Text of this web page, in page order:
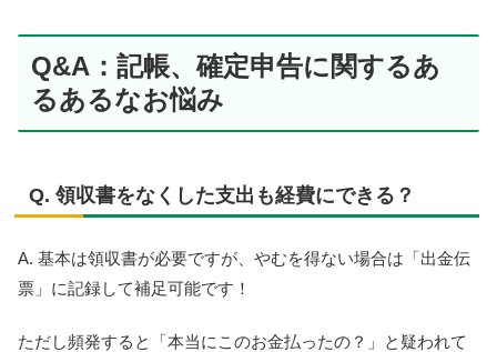
Q&A：記帳、確定申告に関するあ
るあるなお悩み
Q. 領収書をなくした支出も経費にできる？
A. 基本は領収書が必要ですが、やむを得ない場合は「出金伝
票」に記録して補足可能です！
ただし頻発すると「本当にこのお金払ったの？」と疑われて